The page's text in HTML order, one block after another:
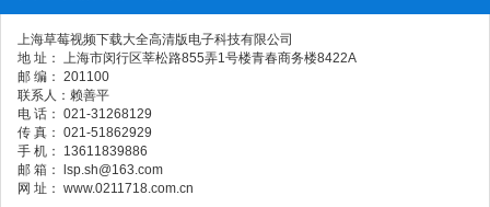
上海草莓视频下载大全高清版电子科技有限公司
地 址： 上海市闵行区莘松路855弄1号楼青春商务楼8422A
邮 编： 201100
联系人：赖善平
电 话： 021-31268129
传 真： 021-51862929
手 机： 13611839886
邮 箱： lsp.sh@163.com
网 址： www.0211718.com.cn